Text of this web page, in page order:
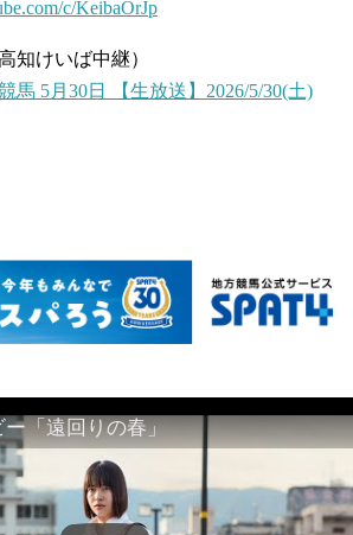
c/KeibaOrJp
知けいば中継）
馬 5月30日 【生放送】2026/5/30(土)
「遠回りの春」